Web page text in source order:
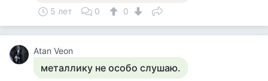
5 лет 0 0
Atan Veon
металлику не особо слушаю.